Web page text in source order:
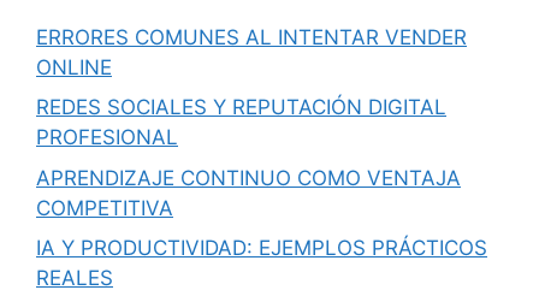
ERRORES COMUNES AL INTENTAR VENDER
ONLINE
REDES SOCIALES Y REPUTACIÓN DIGITAL
PROFESIONAL
APRENDIZAJE CONTINUO COMO VENTAJA
COMPETITIVA
IA Y PRODUCTIVIDAD: EJEMPLOS PRÁCTICOS
REALES